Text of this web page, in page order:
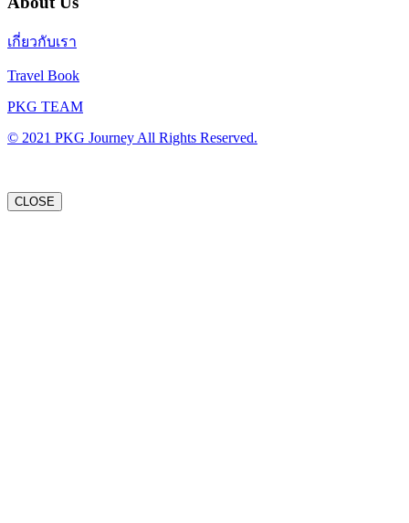
เกี่ยวกับเรา
Travel Book
PKG TEAM
© 2021 PKG Journey All Rights Reserved.
CLOSE